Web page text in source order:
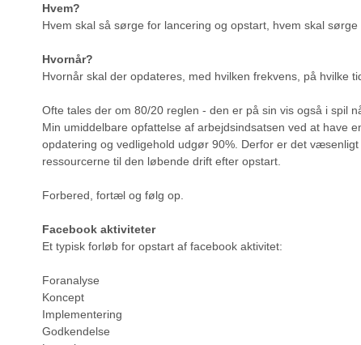
Hvem?
Hvem skal så sørge for lancering og opstart, hvem skal
Hvornår?
Hvornår skal der opdateres, med hvilken frekvens, på hvilke
Ofte tales der om 80/20 reglen - den er på sin vis også i spil
Min umiddelbare opfattelse af arbejdsindsatsen ved at have
opdatering og vedligehold udgør 90%. Derfor er det
ressourcerne til den løbende drift efter opstart.
Forbered, fortæl og følg op.
Facebook aktiviteter
Et typisk forløb for opstart af facebook aktivitet:
Foranalyse
Koncept
Implementering
Godkendelse